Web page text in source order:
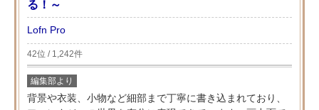
る！～
Lofn Pro
42位 / 1,242件
編集部より
背景や衣装、小物など細部まで丁寧に書き込まれており、